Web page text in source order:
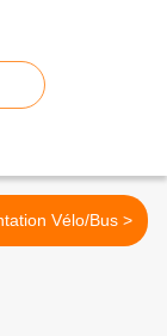
Expérimentation Vélo/Bus >